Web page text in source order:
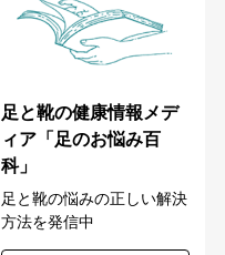
足と靴の健康情報メデ
ィア「足のお悩み百
科」
足と靴の悩みの正しい解決
方法を発信中